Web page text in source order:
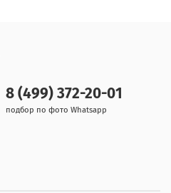
8 (499) 372-20-01
подбор по фото Whatsapp